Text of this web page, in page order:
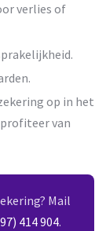
verlies of
op in het
van
Mail
414 904.